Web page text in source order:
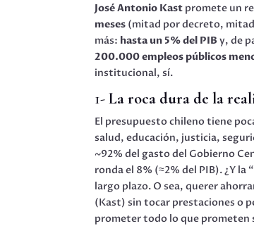
José Antonio Kast promete un
meses (mitad por decreto,
más: hasta un 5% del PIB y, de
200.000 empleos públicos
institucional, sí.
1-La roca dura de la
El presupuesto chileno tiene
salud, educación, justicia,
~92% del gasto del Gobierno
ronda el 8% (≈2% del PIB). ¿Y la
largo plazo. O sea, querer
(Kast) sin tocar prestaciones o
prometer todo lo que prometen